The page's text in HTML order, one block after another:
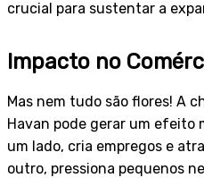
crucial para sustentar a
Impacto no
Mas nem tudo são flores! A
Havan pode gerar um efeito
um lado, cria empregos e
outro, pressiona pequenos